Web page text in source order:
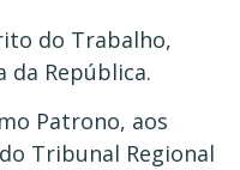
do Trabalho,
da República.
Patrono, aos
Tribunal Regional